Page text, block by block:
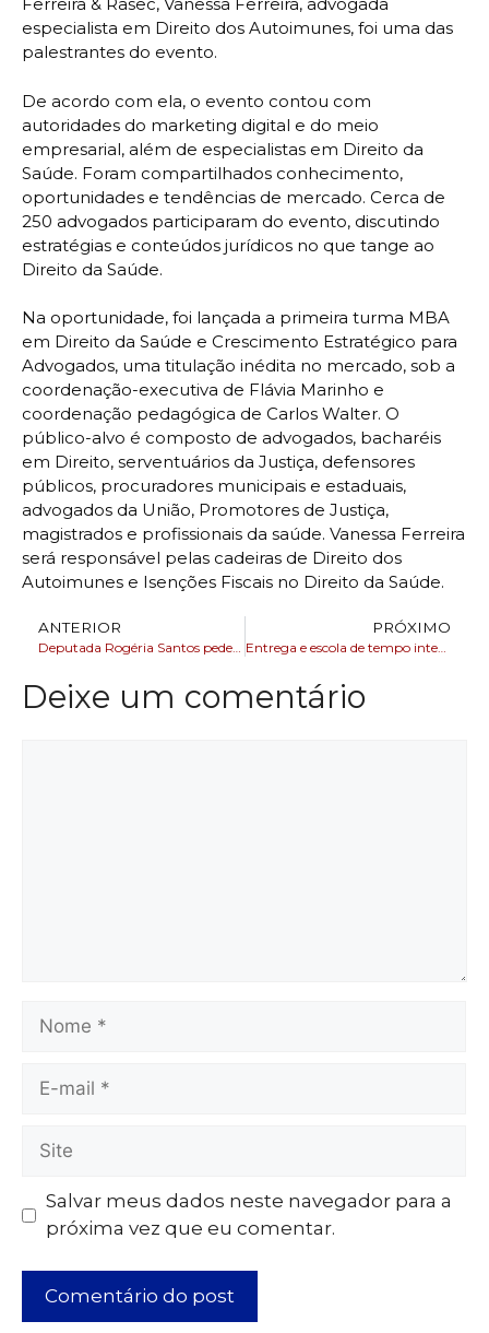
especialista em Direito dos Autoimunes, foi uma das
palestrantes do evento.
De acordo com ela, o evento contou com
autoridades do marketing digital e do meio
empresarial, além de especialistas em Direito da
Saúde. Foram compartilhados conhecimento,
oportunidades e tendências de mercado. Cerca de
250 advogados participaram do evento, discutindo
estratégias e conteúdos jurídicos no que tange ao
Direito da Saúde.
Na oportunidade, foi lançada a primeira turma MBA
em Direito da Saúde e Crescimento Estratégico para
Advogados, uma titulação inédita no mercado, sob a
coordenação-executiva de Flávia Marinho e
coordenação pedagógica de Carlos Walter. O
público-alvo é composto de advogados, bacharéis
em Direito, serventuários da Justiça, defensores
públicos, procuradores municipais e estaduais,
advogados da União, Promotores de Justiça,
magistrados e profissionais da saúde. Vanessa Ferreira
será responsável pelas cadeiras de Direito dos
Autoimunes e Isenções Fiscais no Direito da Saúde.
ANTERIOR
Deputada Rogéria Santos pede urgência na aprovação do PL que define a Fibromialgia como Deficiência
PRÓXIMO
Entrega e escola de tempo integral firma o compromisso do governo do estado com a acessibilidade em Camaçari
Deixe um comentário
Salvar meus dados neste navegador para a
próxima vez que eu comentar.